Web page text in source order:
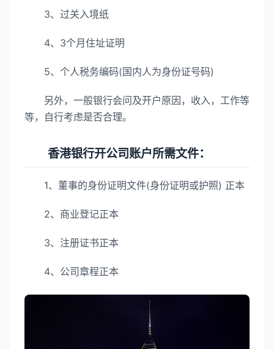
3、过关入境纸
4、3个月住址证明
5、个人税务编码(国内人为身份证号码)
另外，一般银行会问及开户原因，收入，工作等
等，自行考虑是否合理。
香港银行开公司账户所需文件：
1、董事的身份证明文件(身份证明或护照) 正本
2、商业登记正本
3、注册证书正本
4、公司章程正本